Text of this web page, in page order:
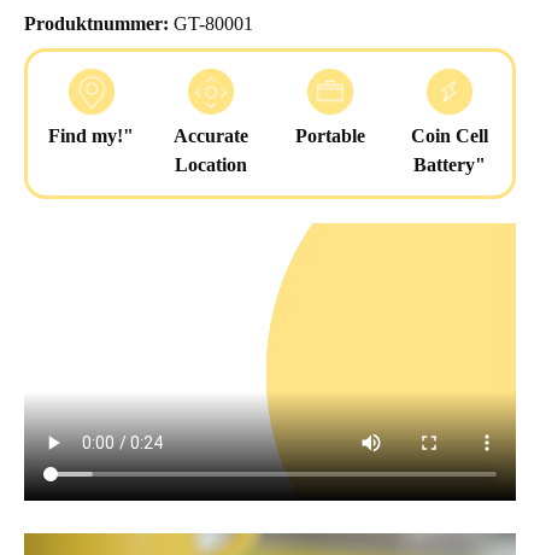
Produktnummer: GT-80001
Find my!"
Accurate
Location
Portable
Coin Cell
Battery"